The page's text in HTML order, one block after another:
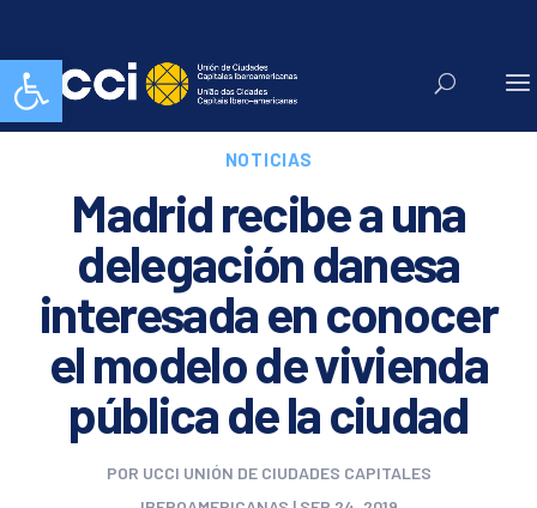
Abrir barra de herramientas
NOTICIAS
Madrid recibe a una
delegación danesa
interesada en conocer
el modelo de vivienda
pública de la ciudad
POR UCCI UNIÓN DE CIUDADES CAPITALES